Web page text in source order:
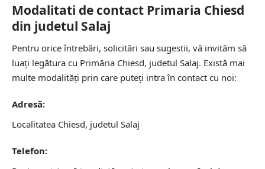
Modalitati de contact Primaria Chiesd
din judetul Salaj
Pentru orice întrebări, solicitări sau sugestii, vă invităm să
luați legătura cu Primăria Chiesd, judetul Salaj. Există mai
multe modalități prin care puteți intra în contact cu noi:
Adresă:
Localitatea Chiesd, judetul Salaj
Telefon: